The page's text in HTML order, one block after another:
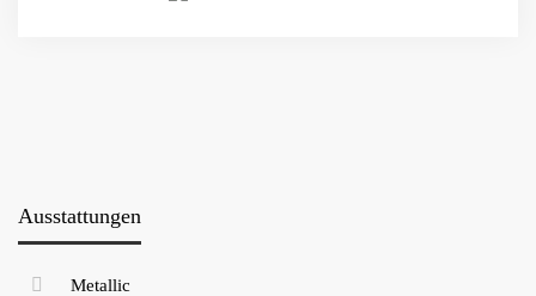
Ausstattungen
Metallic